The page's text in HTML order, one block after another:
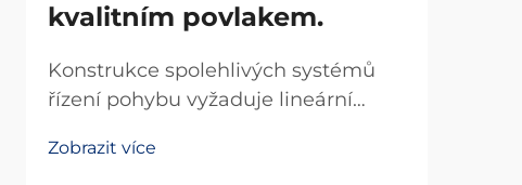
kvalitním povlakem.
Konstrukce spolehlivých systémů
řízení pohybu vyžaduje lineární
vysokou přesností, které splňují
Zobrazit více